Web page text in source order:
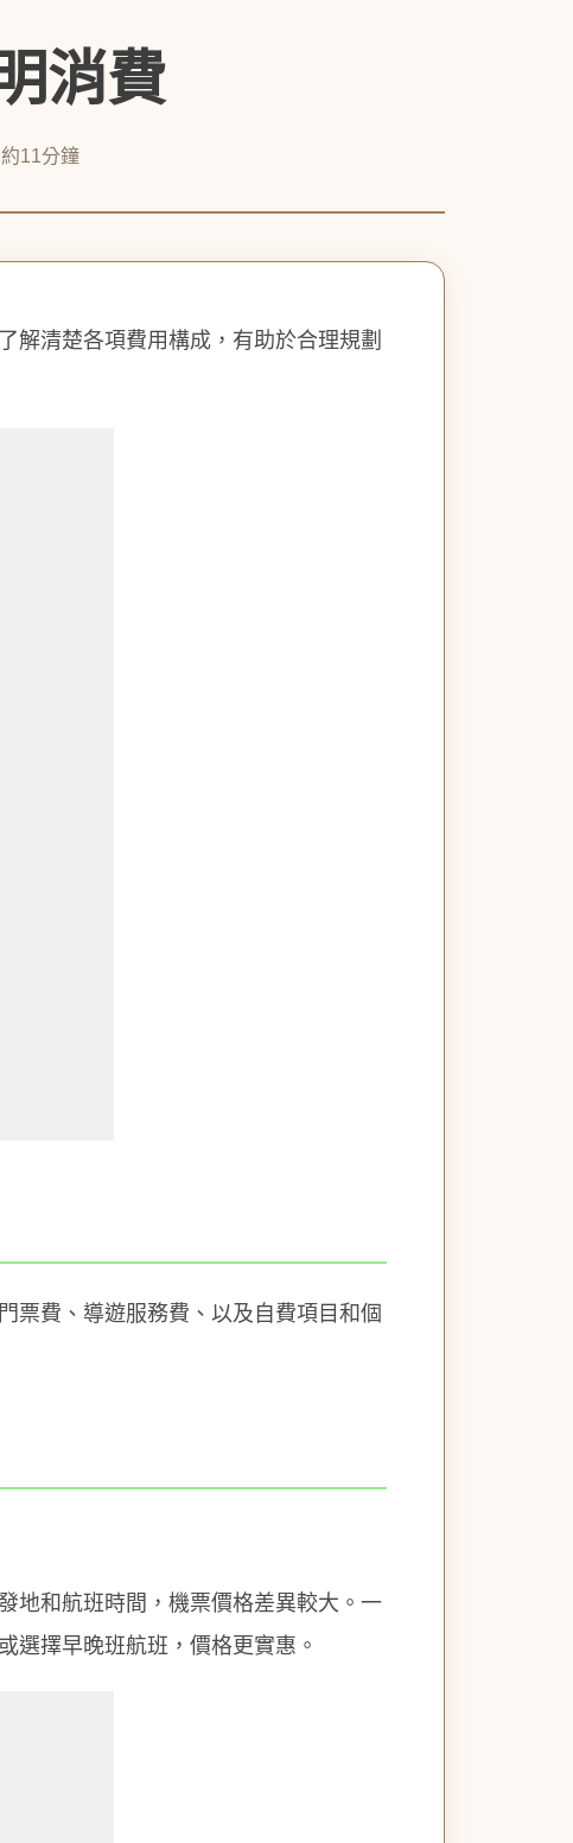
消費
11分鐘
解清楚各項費用構成，有助於合理規劃
票費、導遊服務費、以及自費項目和個
地和航班時間，機票價格差異較大。一
選擇早晚班航班，價格更實惠。